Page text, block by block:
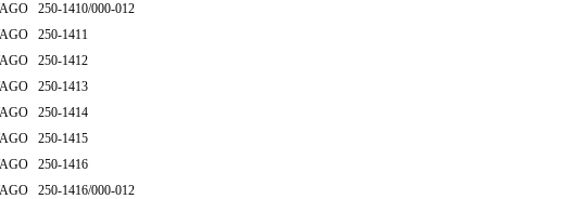
250-1410/000-012
250-1411
250-1412
250-1413
250-1414
250-1415
250-1416
250-1416/000-012